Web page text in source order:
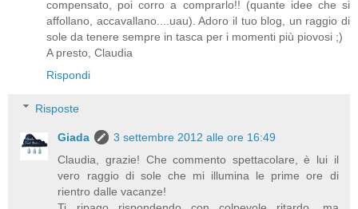
compensato, poi corro a comprarlo!! (quante idee che si
affollano, accavallano....uau). Adoro il tuo blog, un raggio di
sole da tenere sempre in tasca per i momenti più piovosi ;)
A presto, Claudia
Rispondi
Risposte
Giada
3 settembre 2012 alle ore 16:49
Claudia, grazie! Che commento spettacolare, è lui il
vero raggio di sole che mi illumina le prime ore di
rientro dalle vacanze!